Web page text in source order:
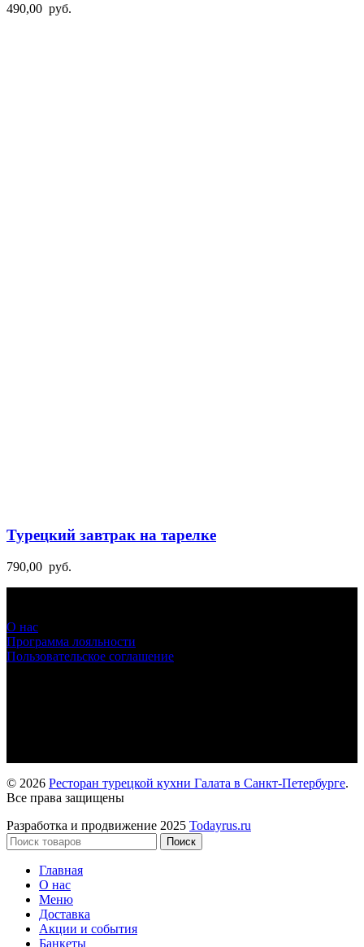
490,00 руб.
Турецкий завтрак на тарелке
790,00 руб.
О нас
Программа лояльности
Пользовательское соглашение
© 2026 Ресторан турецкой кухни Галата в Санкт-Петербурге.
Все права защищены
Разработка и продвижение 2025 Todayrus.ru
Поиск
Главная
О нас
Меню
Доставка
Акции и события
Банкеты